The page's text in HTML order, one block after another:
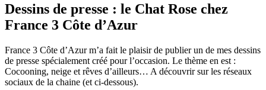
Dessins de presse : le Chat Rose chez
France 3 Côte d’Azur
France 3 Côte d’Azur m’a fait le plaisir de publier un de mes dessins
de presse spécialement créé pour l’occasion. Le thème en est :
Cocooning, neige et rêves d’ailleurs… A découvrir sur les réseaux
sociaux de la chaine (et ci-dessous).